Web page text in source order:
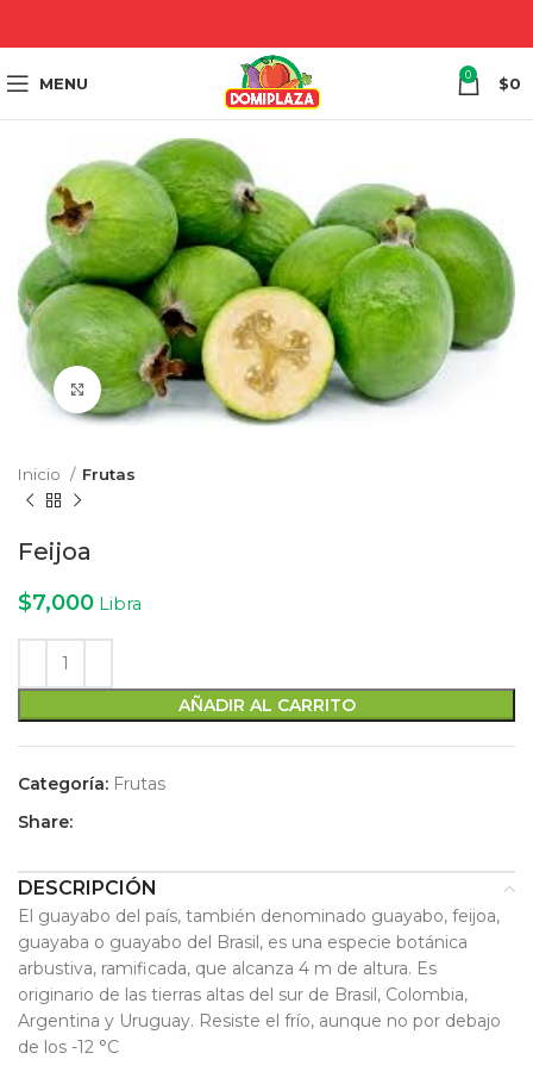
MENU 0 $0
Click to enlarge
Inicio Frutas
Feijoa
$7,000 Libra
AÑADIR AL CARRITO
Categoría: Frutas
Share:
DESCRIPCIÓN
El guayabo del país, también denominado guayabo, feijoa,
guayaba o guayabo del Brasil, es una especie botánica
arbustiva, ramificada, que alcanza 4 m de altura. Es
originario de las tierras altas del sur de Brasil, Colombia,
Argentina y Uruguay. Resiste el frío, aunque no por debajo
de los -12 °C